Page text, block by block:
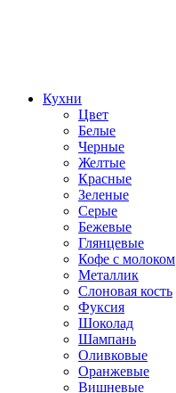
Кухни
Цвет
Белые
Черные
Желтые
Красные
Зеленые
Серые
Бежевые
Глянцевые
Кофе с молоком
Металлик
Слоновая кость
Фуксия
Шоколад
Шампань
Оливковые
Оранжевые
Вишневые